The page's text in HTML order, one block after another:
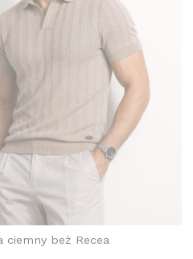
ciemny beż Recea